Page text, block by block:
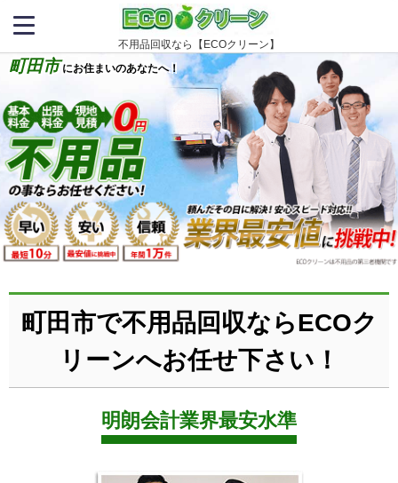
不用品回収なら【ECOクリーン】
町田市 にお住まいのあなたへ！
町田市で不用品回収ならECOク
リーンへお任せ下さい！
明朗会計業界最安水準